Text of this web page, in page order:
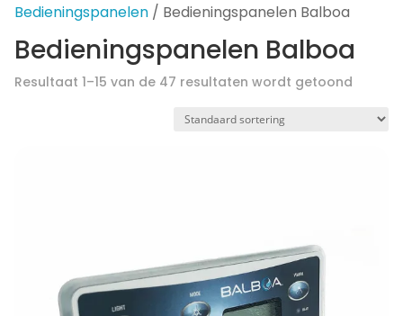
Bedieningspanelen/ Bedieningspanelen Balboa
Bedieningspanelen Balboa
Resultaat 1–15 van de 47 resultaten wordt getoond